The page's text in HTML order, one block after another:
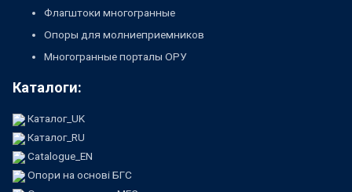
Флагштоки многогранные
Опоры для молниеприемников
Многогранные порталы ОРУ
Каталоги:
Каталог_UK
Каталог_RU
Catalogue_EN
Опори на основі БГС